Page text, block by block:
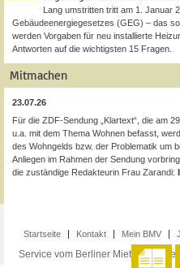
Lang umstritten tritt am 1.
Gebäudeenergiegesetzes (GEG) – das
werden Vorgaben für neu installierte
Antworten auf die wichtigsten 15 Fragen.
Mitmachen
23.07.26
Für die ZDF-Sendung „Klartext“, die am
u.a. mit dem Thema Wohnen befasst,
des Wohngelds bzw. der Problematik um
Anliegen im Rahmen der Sendung
die zuständige Redakteurin Frau Zarandi:
Startseite Kontakt Mein BMV
Service vom Berliner Mieterverein